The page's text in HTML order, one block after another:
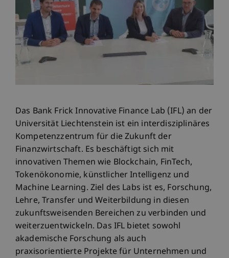
Das Bank Frick Innovative Finance Lab (IFL) an der
Universität Liechtenstein ist ein interdisziplinäres
Kompetenzzentrum für die Zukunft der
Finanzwirtschaft. Es beschäftigt sich mit
innovativen Themen wie Blockchain, FinTech,
Tokenökonomie, künstlicher Intelligenz und
Machine Learning. Ziel des Labs ist es, Forschung,
Lehre, Transfer und Weiterbildung in diesen
zukunftsweisenden Bereichen zu verbinden und
weiterzuentwickeln. Das IFL bietet sowohl
akademische Forschung als auch
praxisorientierte Projekte für Unternehmen und